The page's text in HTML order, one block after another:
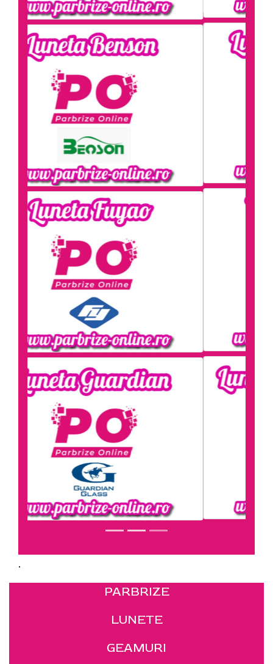
PARBRIZE
LUNETE
GEAMURI